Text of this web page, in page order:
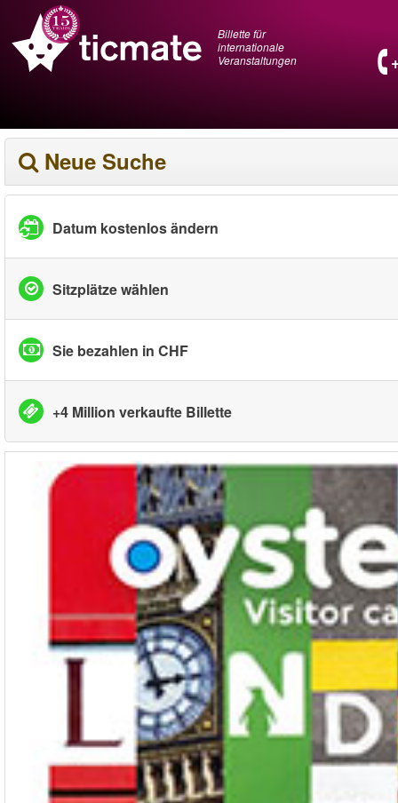
Billette für
internationale
Veranstaltungen
Neue Suche
Datum kostenlos ändern
Sitzplätze wählen
Sie bezahlen in CHF
+4 Million verkaufte Billette